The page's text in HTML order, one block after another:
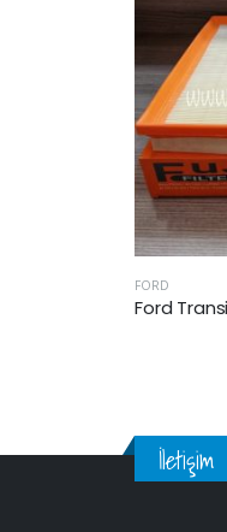
Ford Transit 2012 Sonrası 2.2 Dizel Hava Filtresi
İletişim